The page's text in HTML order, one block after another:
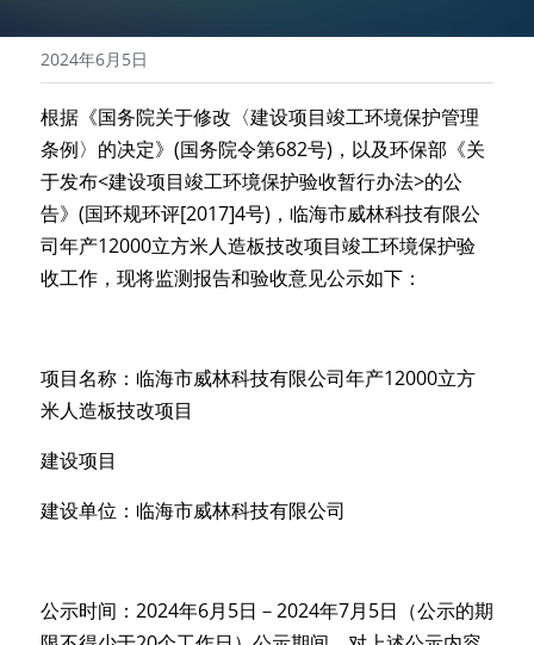
2024年6月5日
根据《国务院关于修改〈建设项目竣工环境保护管理
条例〉的决定》(国务院令第682号)，以及环保部《关
于发布<建设项目竣工环境保护验收暂行办法>的公
告》(国环规环评[2017]4号)，临海市威林科技有限公
司年产12000立方米人造板技改项目竣工环境保护验
收工作，现将监测报告和验收意见公示如下：
项目名称：临海市威林科技有限公司年产12000立方
米人造板技改项目
建设项目
建设单位：临海市威林科技有限公司
公示时间：2024年6月5日－2024年7月5日（公示的期